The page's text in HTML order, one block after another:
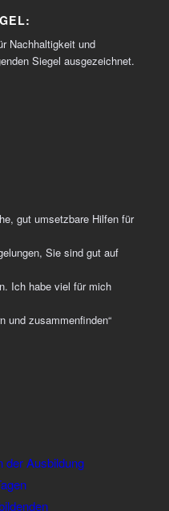
Nachhaltigkeit und
Siegel ausgezeichnet.
gut umsetzbare Hilfen für
Sie sind gut auf
Ich habe viel für mich
und zusammenfinden“
Ausbildung